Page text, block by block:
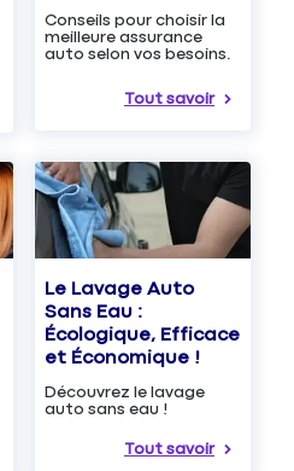
Conseils pour choisir la
meilleure assurance
auto selon vos besoins.
Tout savoir
Le Lavage Auto
Sans Eau :
Écologique, Efficace
et Économique !
Découvrez le lavage
auto sans eau !
Tout savoir